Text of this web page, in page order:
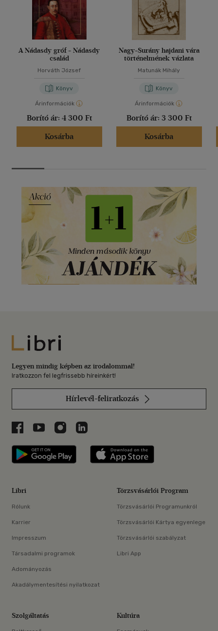
A Nádasdy gróf - Nádasdy
család
Horváth József
Könyv
Árinformációk
Borító ár: 4 300 Ft
Kosárba
Nagy-Surány hajdani vára
történelmének vázlata
Matunák Mihály
Könyv
Árinformációk
Borító ár: 3 300 Ft
Kosárba
Libri
Legyen mindig képben az irodalommal!
Iratkozzon fel legfrissebb híreinkért!
Hírlevél-feliratkozás
Libri a Facebookon
Libri a Youtube-on
Libri az Instagramon
Libri a LinkedInen
Libri applikáció Szerezd meg: Google
Libri
Rólunk
Karrier
Impresszum
Társadalmi programok
Adományozás
Akadálymentesítési nyilatkozat
Törzsvásárlói Program
Törzsvásárlói Programunkról
Törzsvásárlói Kártya egyenlege
Törzsvásárlói szabályzat
Libri App
Szolgáltatás Kultúra